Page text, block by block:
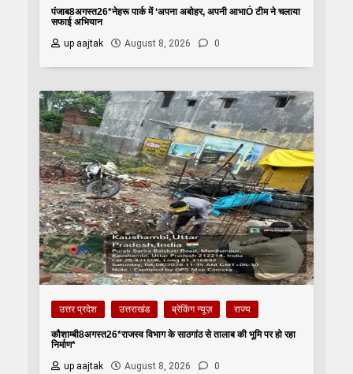
पंजाब8अगस्त26*नेहरू पार्क में ‘अपना अबोहर, अपनी आभाÓ टीम ने चलाया
सफाई अभियान
up aajtak
August 8, 2026 0
उत्तर प्रदेश उत्तराखंड ब्रेकिंग न्यूज़ राज्य
कौशाम्बी8अगस्त26*राजस्व विभाग के साठगांठ से तालाब की भूमि पर हो रहा
निर्माण*
up aajtak
August 8, 2026 0